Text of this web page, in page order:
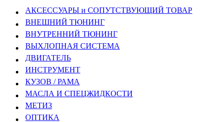
АКСЕССУАРЫ и СОПУТСТВУЮЩИЙ ТОВАР
ВНЕШНИЙ ТЮНИНГ
ВНУТРЕННИЙ ТЮНИНГ
ВЫХЛОПНАЯ СИСТЕМА
ДВИГАТЕЛЬ
ИНСТРУМЕНТ
КУЗОВ / РАМА
МАСЛА И СПЕЦЖИДКОСТИ
МЕТИЗ
ОПТИКА